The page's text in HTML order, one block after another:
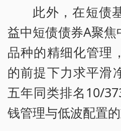
此外，在短债
益中短债债券A聚
品种的精细化管理
的前提下力求平滑
五年同类排名10/
钱管理与低波配置的